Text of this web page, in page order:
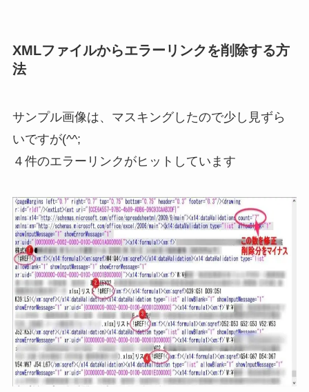
XMLファイルからエラーリンクを削除する方
法
サンプル画像は、マスキングしたので少し見ずら
いですが(^^;
４件のエラーリンクがヒットしています